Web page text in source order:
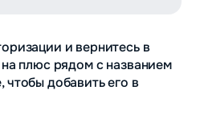
и вернитесь в
плюс рядом с названием
добавить его в